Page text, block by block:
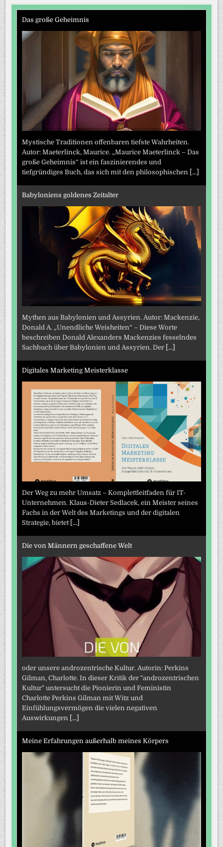
Das große Geheimnis
Mystische Traditionen offenbaren tiefste Wahrheiten.
Autor: Maeterlinck, Maurice. „Maurice Maeterlinck – Das
große Geheimnis“ ist ein faszinierendes und
tiefgründiges Buch, das sich mit den philosophischen
[...]
Babyloniens goldenes Zeitalter
Mythen aus Babylonien und Assyrien. Autor: Mackenzie,
Donald A. „Unendliche Weisheiten“ – Diese Worte
beschreiben Donald Alexanders Mackenzies fesselndes
Sachbuch über Babylonien und Assyrien. Der [...]
Digitales Marketing Meisterklasse
Der Weg zu mehr Umsatz – Komplettleitfaden für IT-
Unternehmen. Klaus-Dieter Sedlacek, ein Meister seines
Fachs in der Welt des Marketings und der digitalen
Strategie, bietet [...]
Die von Männern geschaffene Welt
oder unsere androzentrische Kultur. Autorin: Perkins
Gilman, Charlotte. In dieser Kritik der "androzentrischen
Kultur" untersucht die Pionierin und Feministin
Charlotte Perkins Gilman mit Witz und
Einfühlungsvermögen die vielen negativen
Auswirkungen
[...]
Meine Erfahrungen außerhalb meines Körpers